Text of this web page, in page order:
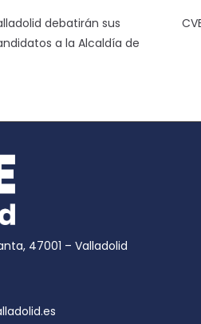
debatirán sus
a la Alcaldía de
47001 – Valladolid